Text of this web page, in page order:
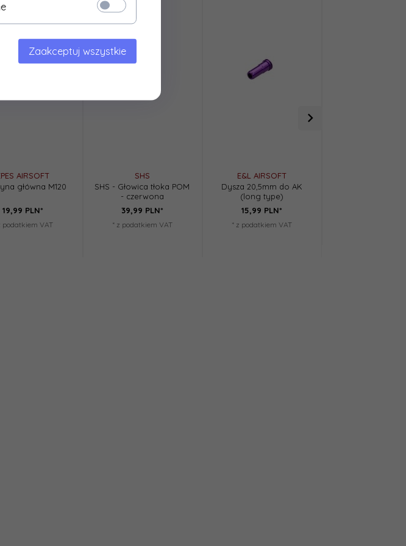
AIRSOFT
główna M120
19,99 PLN*
podatkiem VAT
SHS
SHS - Głowica tłoka POM
- czerwona
39,99 PLN*
* z podatkiem VAT
E&L AIRSOFT
Dysza 20,5mm do AK
(long type)
15,99 PLN*
* z podatkiem VAT
Zaakceptuj wszystkie